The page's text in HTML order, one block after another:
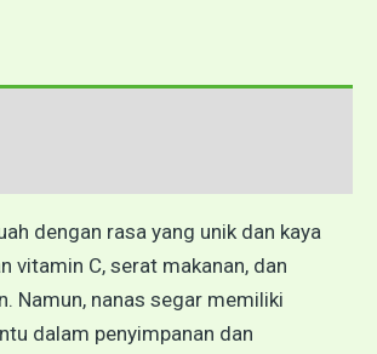
dengan rasa yang unik dan kaya
vitamin C, serat makanan, dan
Namun, nanas segar memiliki
dalam penyimpanan dan